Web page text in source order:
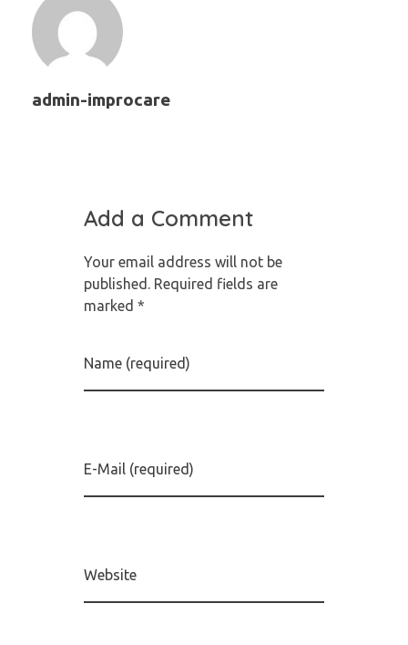
admin-improcare
Add a Comment
Your email address will not be
published. Required fields are
marked *
Name (required)
E-Mail (required)
Website